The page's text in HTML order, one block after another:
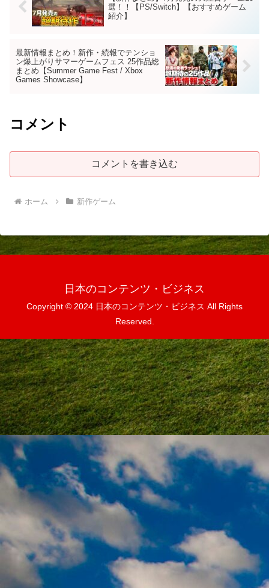
選！！【PS/Switch】【おすすめゲーム
紹介】
最新情報まとめ！新作・続報でテンショ
ン爆上がりサマーゲームフェス 25作品総
まとめ【Summer Game Fest / Xbox
Games Showcase】
コメント
コメントを書き込む
ホーム 新作ゲーム
日本のコンテンツ・ビジネス
Copyright © 2024 日本のコンテンツ・ビジネス All Rights
Reserved.